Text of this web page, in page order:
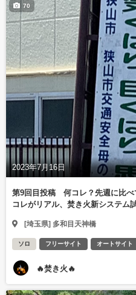
2023年7月16日
70
第9回目投稿 何コレ？先週に比
コレがリアル、焚き火新システム
[埼玉県] 多和目天神橋
ソロ フリーサイト オートサイト
🔥焚き火🔥